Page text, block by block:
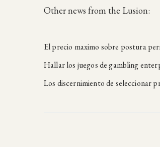
Other news from the Lusion:
El precio maximo sobre postura
Hallar los juegos de gambling
Los discernimiento de seleccionar